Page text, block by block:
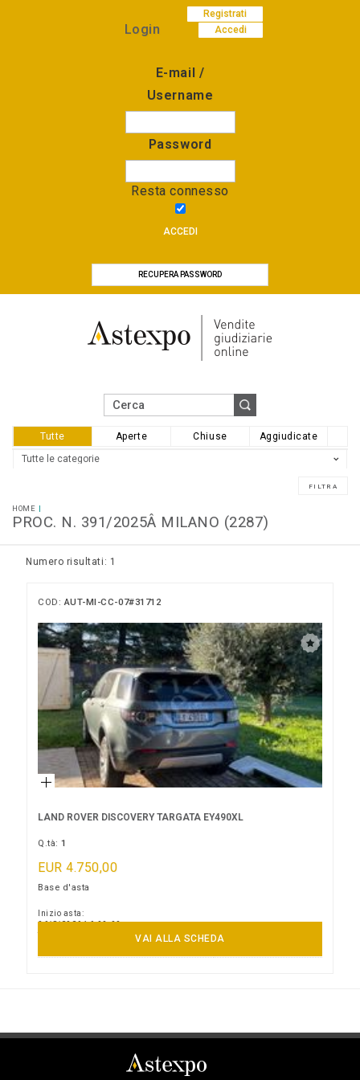
Registrati
Accedi
Login
E-mail /
Username
Password
Resta connesso
ACCEDI
RECUPERA PASSWORD
Tutte Aperte Chiuse Aggiudicate
HOME
PROC. N. 391/2025Â MILANO (2287)
Numero risultati: 1
COD:AUT-MI-CC-07#31712
LAND ROVER DISCOVERY TARGATA EY490XL
Q.tà:1
EUR 4.750,00
Base d'asta
Inizio asta:
06/8/2026 16:00:00
VAI ALLA SCHEDA